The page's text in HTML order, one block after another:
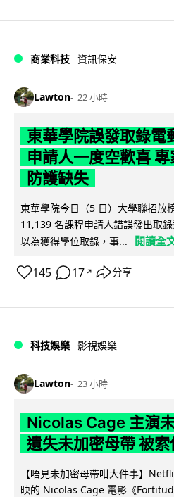
商業科技 資訊保安
Lawton 22 小時
東華學院誤發取錄電
申請人一度空歡喜
防護缺失
東華學院今日（5 日）大學聯招放
11,139 名課程申請人錯誤發出取
以為獲得學位取錄，事...
閱讀全
145 17 ↗ 分享
科技娛樂 影視娛樂
Lawton 23 小時
Nicolas Cage 主演
遺失未加密母帶 被
【唔見未加密母帶咁大件事】
映的 Nicolas Cage 電影《